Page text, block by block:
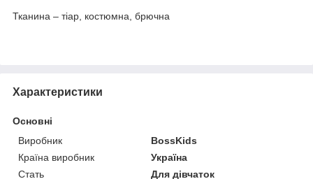
Тканина – тіар, костюмна, брючна
Характеристики
Основні
Виробник
BossKids
Країна виробник
Україна
Стать
Для дівчаток